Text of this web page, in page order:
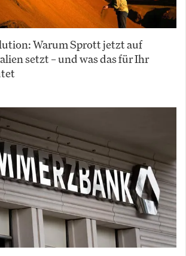
Warum Sprott jetzt auf
setzt – und was das für Ihr